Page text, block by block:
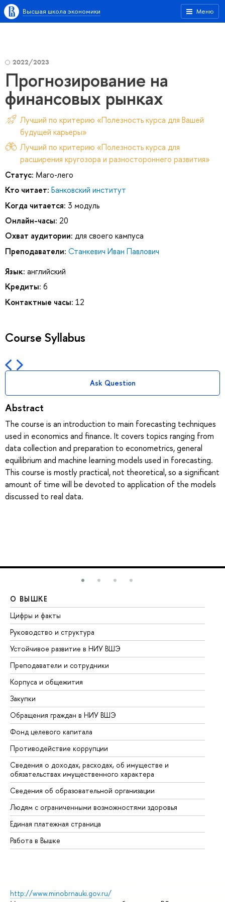
Меню
Высшая школа экономики
2022/2023
Прогнозирование на
финансовых рынках
Лучший по критерию «Полезность курса для Вашей
будущей карьеры»
Лучший по критерию «Полезность курса для
расширения кругозора и разностороннего развития»
Статус: Маго-лего
Кто читает: Банковский институт
Когда читается: 3 модуль
Онлайн-часы: 20
Охват аудитории: для своего кампуса
Преподаватели: Станкевич Иван Павлович
Язык: английский
Кредиты: 6
Контактные часы: 12
Course Syllabus
Ask Question
Abstract
The course is an introduction to main forecasting techniques
used in economics and finance. It covers topics ranging from
data collection and preparation to econometrics, general
equilibrium and machine learning models used in forecasting.
This course is mostly practical, not theoretical, so a significant
amount of time will be devoted to application of the models
discussed to real data.
О ВЫШКЕ
Цифры и факты
Руководство и структура
Устойчивое развитие в НИУ ВШЭ
Преподаватели и сотрудники
Корпуса и общежития
Закупки
Обращения граждан в НИУ ВШЭ
Фонд целевого капитала
Противодействие коррупции
Сведения о доходах, расходах, об имуществе и
обязательствах имущественного характера
Сведения об образовательной организации
Людям с ограниченными возможностями здоровья
Единая платежная страница
Работа в Вышке
http://www.minobrnauki.gov.ru/